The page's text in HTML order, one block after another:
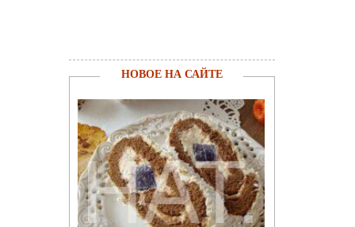
НОВОЕ НА САЙТЕ